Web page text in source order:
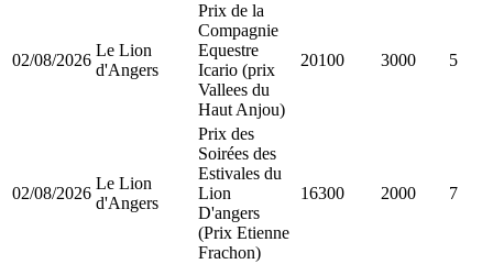
02/08/2026
Le Lion
d'Angers
Prix de la
Compagnie
Equestre
Icario (prix
Vallees du
Haut Anjou)
20100 3000 5
02/08/2026
Le Lion
d'Angers
Prix des
Soirées des
Estivales du
Lion
D'angers
(Prix Etienne
Frachon)
16300 2000 7